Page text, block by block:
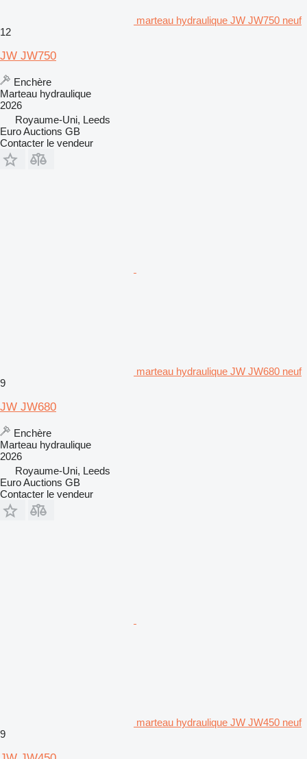
marteau hydraulique JW JW750 neuf
12
JW JW750
Enchère
Marteau hydraulique
2026
Royaume-Uni, Leeds
Euro Auctions GB
Contacter le vendeur
marteau hydraulique JW JW680 neuf
9
JW JW680
Enchère
Marteau hydraulique
2026
Royaume-Uni, Leeds
Euro Auctions GB
Contacter le vendeur
marteau hydraulique JW JW450 neuf
9